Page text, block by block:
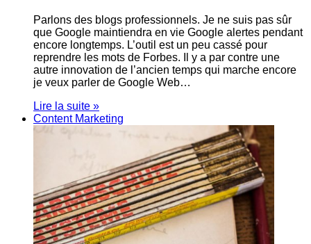
Parlons des blogs professionnels. Je ne suis pas sûr
que Google maintiendra en vie Google alertes pendant
encore longtemps. L’outil est un peu cassé pour
reprendre les mots de Forbes. Il y a par contre une
autre innovation de l’ancien temps qui marche encore
je veux parler de Google Web…
Lire la suite »
Content Marketing